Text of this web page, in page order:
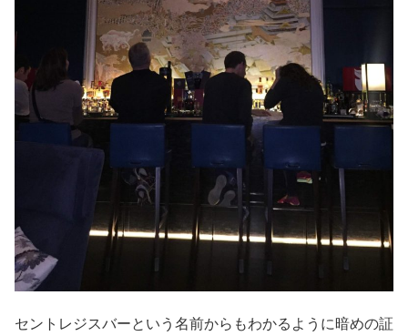
セントレジスバーという名前からもわかるように暗めの証